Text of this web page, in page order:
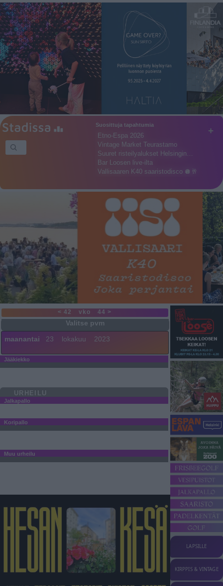
+
Suosittuja tapahtumia
Etno-Espa 2026
Vintage Market Teurastamo
Suuret risteilyalukset Helsingin…
Bar Loosen live-ilta
Vallisaaren K40 saaristodisco 🪩🥂
< 42 vko 44 >
maanantai 23 lokakuu 2023
Jääkiekko
URHEILU
Jalkapallo
Koripallo
Muu urheilu
LAPSILLE
KIRPPIS & VINTAGE